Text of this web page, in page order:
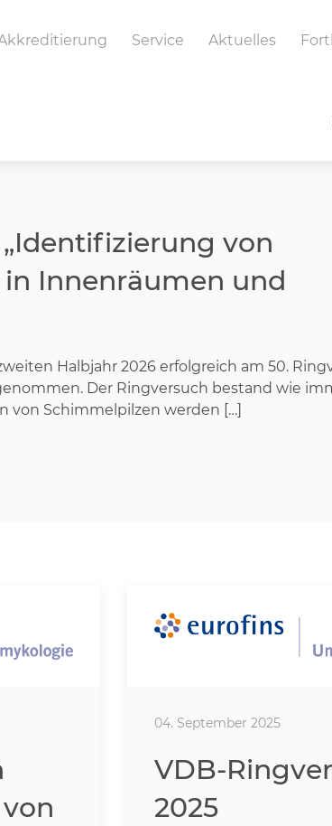
Service Aktuelles
von
Innenräumen und
Halbjahr 2026 erfolgreich am 50.
Der Ringversuch bestand wie
von Schimmelpilzen werden […]
04. September 2025
VDB-
2025